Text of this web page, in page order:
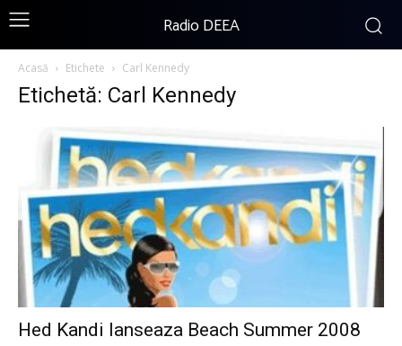
Radio DEEA
Acasă Etichete Carl Kennedy
Etichetă: Carl Kennedy
Hed Kandi lanseaza Beach Summer 2008